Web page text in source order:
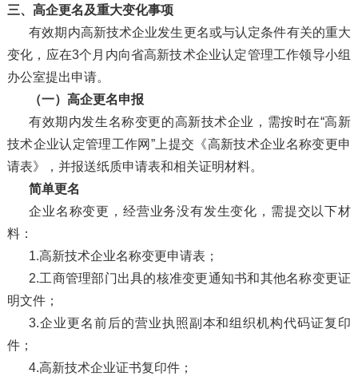
三、高企更名及重大变化事项
有效期内高新技术企业发生更名或与认定条件有关的重大
变化，应在3个月内向省高新技术企业认定管理工作领导小组
办公室提出申请。
（一）高企更名申报
有效期内发生名称变更的高新技术企业，需按时在“高新
技术企业认定管理工作网”上提交《高新技术企业名称变更申
请表》，并报送纸质申请表和相关证明材料。
简单更名
企业名称变更，经营业务没有发生变化，需提交以下材
料：
1.高新技术企业名称变更申请表；
2.工商管理部门出具的核准变更通知书和其他名称变更证
明文件；
3.企业更名前后的营业执照副本和组织机构代码证复印
件；
4.高新技术企业证书复印件；